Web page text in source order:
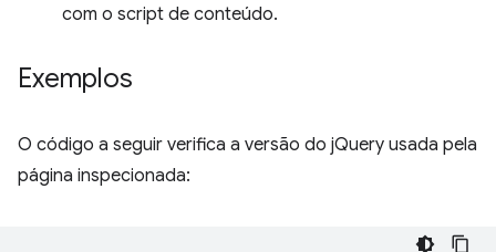
com o script de conteúdo.
Exemplos
O código a seguir verifica a versão do jQuery usada pela
página inspecionada: